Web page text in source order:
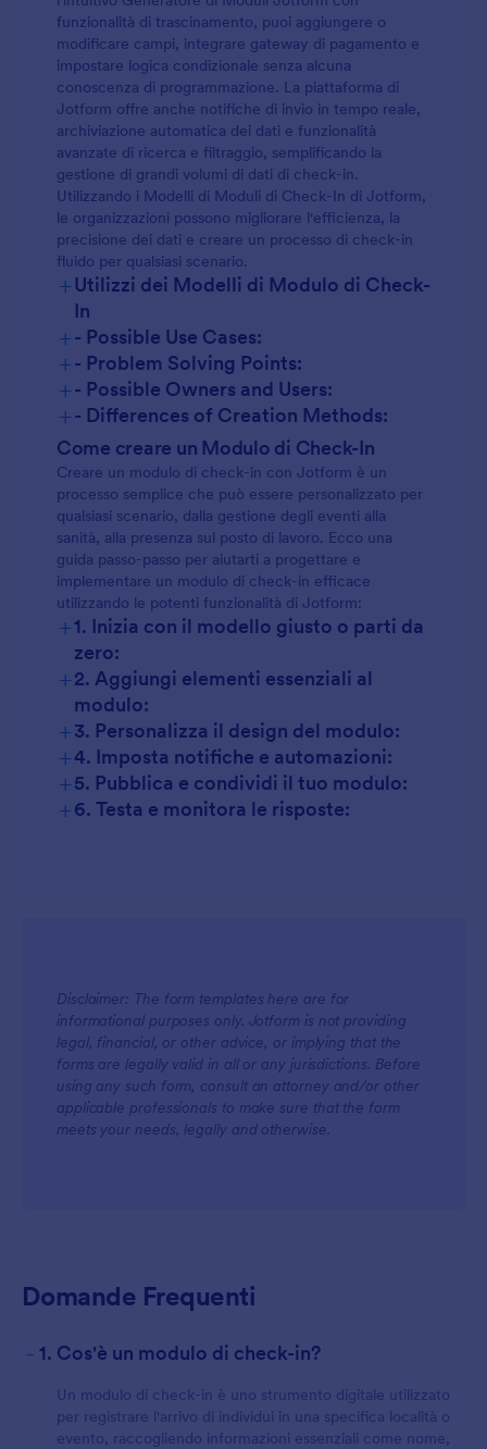
funzionalità di trascinamento, puoi aggiungere o
modificare campi, integrare gateway di pagamento e
impostare logica condizionale senza alcuna
conoscenza di programmazione. La piattaforma di
Jotform offre anche notifiche di invio in tempo reale,
archiviazione automatica dei dati e funzionalità
avanzate di ricerca e filtraggio, semplificando la
gestione di grandi volumi di dati di check-in.
Utilizzando i Modelli di Moduli di Check-In di Jotform,
le organizzazioni possono migliorare l'efficienza, la
precisione dei dati e creare un processo di check-in
fluido per qualsiasi scenario.
+Utilizzi dei Modelli di Modulo di Check-
In
+- Possible Use Cases:
+- Problem Solving Points:
+- Possible Owners and Users:
+- Differences of Creation Methods:
Come creare un Modulo di Check-In
Creare un modulo di check-in con Jotform è un
processo semplice che può essere personalizzato per
qualsiasi scenario, dalla gestione degli eventi alla
sanità, alla presenza sul posto di lavoro. Ecco una
guida passo-passo per aiutarti a progettare e
implementare un modulo di check-in efficace
utilizzando le potenti funzionalità di Jotform:
+1. Inizia con il modello giusto o parti da
zero:
+2. Aggiungi elementi essenziali al
modulo:
+3. Personalizza il design del modulo:
+4. Imposta notifiche e automazioni:
+5. Pubblica e condividi il tuo modulo:
+6. Testa e monitora le risposte:
Disclaimer: The form templates here are for
informational purposes only. Jotform is not providing
legal, financial, or other advice, or implying that the
forms are legally valid in all or any jurisdictions. Before
using any such form, consult an attorney and/or other
applicable professionals to make sure that the form
meets your needs, legally and otherwise.
Domande Frequenti
- 1. Cos'è un modulo di check-in?
Un modulo di check-in è uno strumento digitale utilizzato
per registrare l'arrivo di individui in una specifica località o
evento, raccogliendo informazioni essenziali come nome,